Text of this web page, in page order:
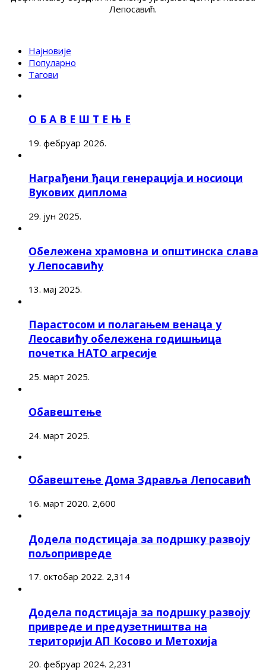
Лепосавић.
Најновије
Популарно
Тагови
О Б А В Е Ш Т Е Њ Е
19. фебруар 2026.
Награђени ђаци генерација и носиоци
Вукових диплома
29. јун 2025.
Обележена храмовна и општинска слава
у Лепосавићу
13. мај 2025.
Парастосом и полагањем венаца у
Леосавићу обележена годишњица
почетка НАТО агресије
25. март 2025.
Обавештење
24. март 2025.
Обавештење Дома Здравља Лепосавић
16. март 2020. 2,600
Додела подстицаја за подршку развоју
пољопривреде
17. октобар 2022. 2,314
Додела подстицаја за подршку развоју
привреде и предузетништва на
територији АП Косово и Метохија
20. фебруар 2024. 2,231